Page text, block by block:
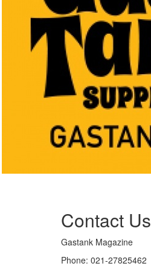
Contact Us
Gastank Magazine
Phone: 021-27825462